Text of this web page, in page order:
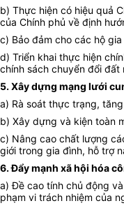
b) Thực hiện có hiệu quả
của Chính phủ về định
c) Bảo đảm cho các hộ
d) Triển khai thực hiện
chính sách chuyển đổi
5. Xây dựng mạng lưới
a) Rà soát thực trạng,
b) Xây dựng và kiện toàn
c) Nâng cao chất lượng
giới trong gia đình, hỗ trợ
6. Đẩy mạnh xã hội hóa
a) Đề cao tính chủ động
phạm vi trách nhiệm của